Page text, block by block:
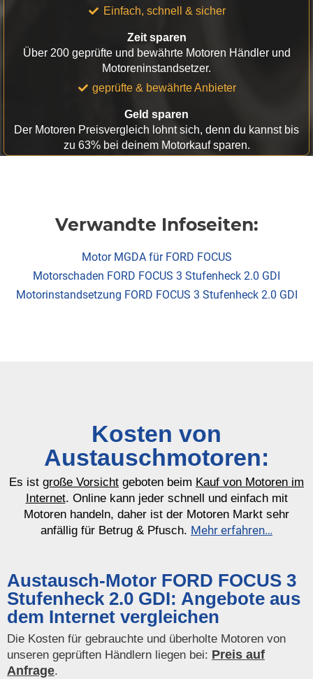
Einfach, schnell & sicher
Zeit sparen
Über 200 geprüfte und bewährte Motoren Händler und
Motoreninstandsetzer.
geprüfte & bewährte Anbieter
Geld sparen
Der Motoren Preisvergleich lohnt sich, denn du kannst bis
zu 63% bei deinem Motorkauf sparen.
Verwandte Infoseiten:
Motor MGDA für FORD FOCUS
Motorschaden FORD FOCUS 3 Stufenheck 2.0 GDI
Motorinstandsetzung FORD FOCUS 3 Stufenheck 2.0 GDI
Kosten von
Austauschmotoren:
Es ist große Vorsicht geboten beim Kauf von Motoren im
Internet. Online kann jeder schnell und einfach mit
Motoren handeln, daher ist der Motoren Markt sehr
anfällig für Betrug & Pfusch. Mehr erfahren…
Austausch-Motor FORD FOCUS 3
Stufenheck 2.0 GDI: Angebote aus
dem Internet vergleichen
Die Kosten für gebrauchte und überholte Motoren von
unseren geprüften Händlern liegen bei: Preis auf
Anfrage.